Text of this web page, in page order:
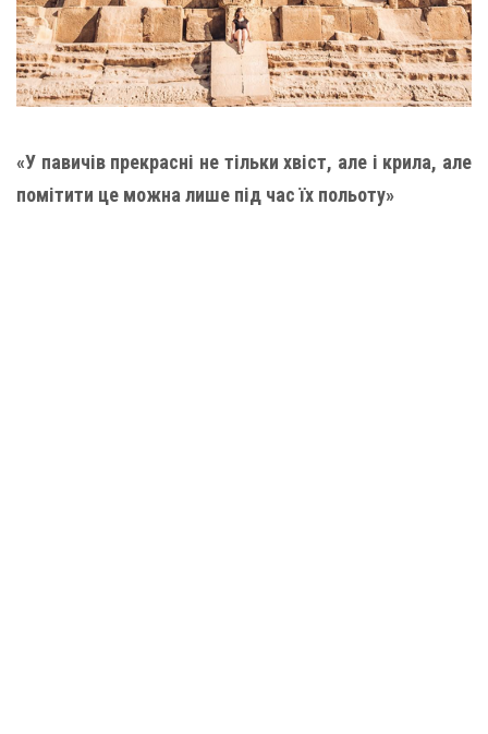
«У павичів прекрасні не тільки хвіст, але і крила, але
помітити це можна лише під час їх польоту»